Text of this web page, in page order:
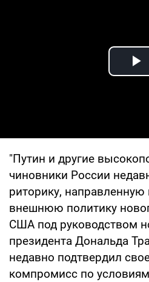
"Путин и другие
чиновники России
риторику, направленную
внешнюю политику
США под руководством
президента Дональда
недавно подтвердил
компромисс по